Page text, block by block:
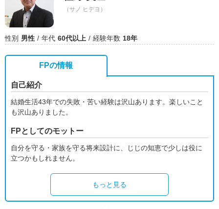
（サノ ヒデヨ）
性別 男性 年代 60代以上 経験年数 18年
FPの情報
自己紹介
結婚生活43年での失敗・苦い経験は沢山あります。楽しいこと
も沢山ありました。
FPとしてのモットー
自分を守る・家族を守る将来設計に、じじの知恵で少しは役に
立つかもしれません。
もっと見る